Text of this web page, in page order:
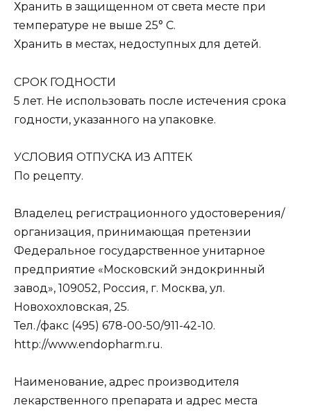
Хранить в защищенном от света месте при
температуре не выше 25° C.
Хранить в местах, недоступных для детей.
СРОК ГОДНОСТИ
5 лет. Не использовать после истечения срока
годности, указанного на упаковке.
УСЛОВИЯ ОТПУСКА ИЗ АПТЕК
По рецепту.
Владелец регистрационного удостоверения/
организация, принимающая претензии
Федеральное государственное унитарное
предприятие «Московский эндокринный
завод», 109052, Россия, г. Москва, ул.
Новохохловская, 25.
Тел./факс (495) 678-00-50/911-42-10.
http://www.endopharm.ru.
Наименование, адрес производителя
лекарственного препарата и адрес места